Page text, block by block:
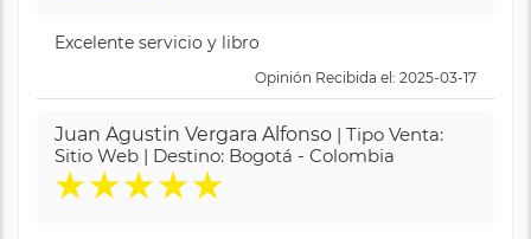
Excelente servicio y libro
Opinión Recibida el: 2025-03-17
Juan Agustin Vergara Alfonso | Tipo Venta:
Sitio Web | Destino: Bogotá - Colombia
★★★★★